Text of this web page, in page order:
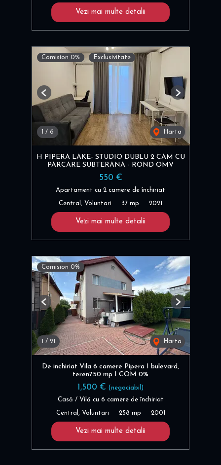
Vezi mai multe detalii
Comision 0% Exclusivitate
1 / 6 Harta
Previous Next
H PIPERA LAKE- STUDIO DUBLU 2 CAM CU
PARCARE SUBTERANA - ROND OMV
550 €
Apartament cu 2 camere de închiriat
Central, Voluntari 37 mp 2021
Vezi mai multe detalii
Comision 0%
1 / 21 Harta
Previous Next
De inchiriat Vila 6 camere Pipera I bulevard,
teren750 mp I COM 0%
1,500 € (negociabil)
Casă / Vilă cu 6 camere de închiriat
Central, Voluntari 258 mp 2001
Vezi mai multe detalii